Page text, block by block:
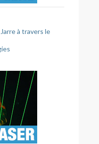
à travers le